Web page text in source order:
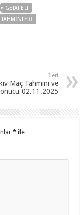
GETAFE II
İleri
Maç Tahmini ve
02.11.2025
* ile